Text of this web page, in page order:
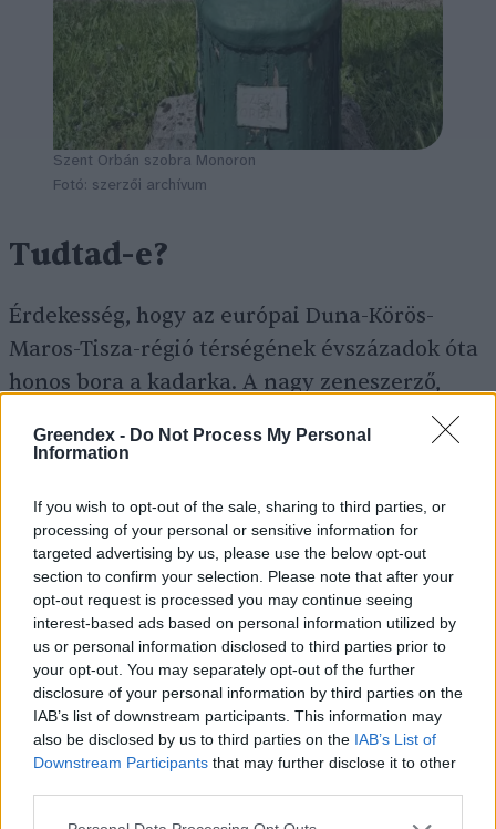
Greendex - Do Not Process My Personal
Information
If you wish to opt-out of the sale, sharing to third parties, or
processing of your personal or sensitive information for
targeted advertising by us, please use the below opt-out
section to confirm your selection. Please note that after your
opt-out request is processed you may continue seeing
interest-based ads based on personal information utilized by
us or personal information disclosed to third parties prior to
your opt-out. You may separately opt-out of the further
disclosure of your personal information by third parties on the
IAB’s list of downstream participants. This information may
also be disclosed by us to third parties on the IAB’s List of
Downstream Participants that may further disclose it to other
Szent Orbán szobra Monoron
Fotó: szerzői archívum
Tudtad-e?
Érdekesség, hogy az európai Duna-Körös-
Maros-Tisza-régió térségének évszázadok óta
honos bora a kadarka. A nagy zeneszerző,
Liszt Ferenc e tájborból minden évben Szent
Orbán napján egy palack díszdobozos
Az ő példájára a helyi borászok XVI. Benedek,
majd későbbFerenc pápa részére is küldtek
egy-egy díszládával a tájbor adott évi
terméséből. Később a kadarkaszentelés
hagyományát felújították, és 2009 óta a
szentmisén Isten áldását kérik a szőlészetben
és mezőgazdaságban dolgozók munkájára,
hálát adva a természet ajándékaiért.